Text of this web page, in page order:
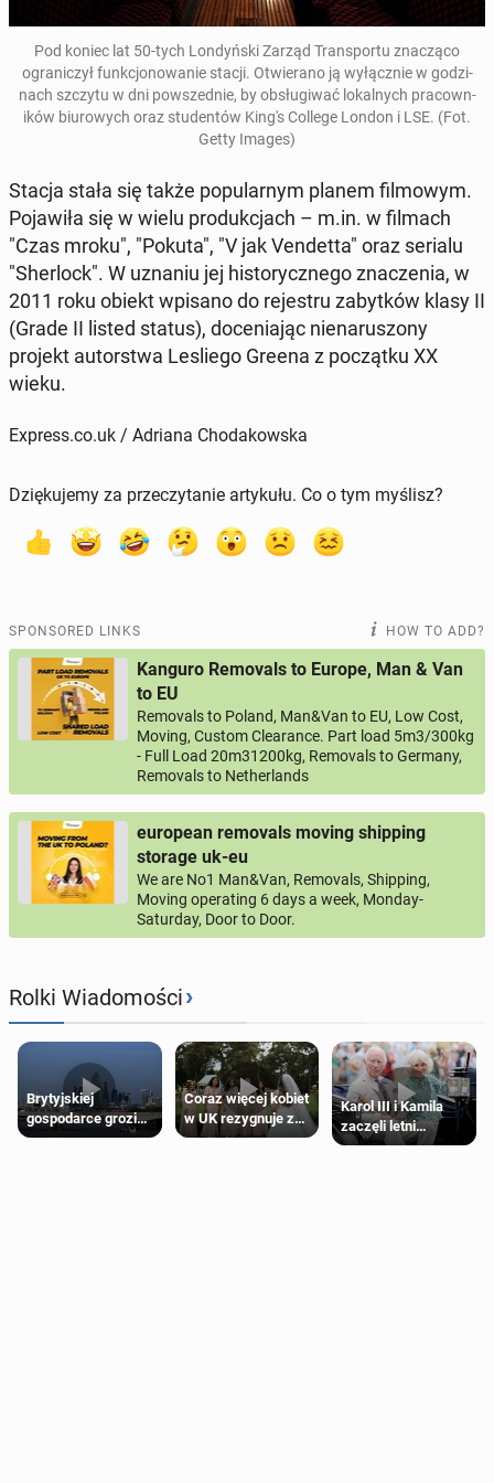
Pod koniec lat 50-tych Londyńs­ki Zarząd Trans­portu znaczą­co
ograniczył funkcjonowanie stacji. Otwier­a­no ją wyłącznie w godz­i­
nach szczytu w dni powszed­nie, by ob­sługi­wać lokalnych pra­cown­
ików bi­urowych oraz stu­den­tów King's College London i LSE. (Fot.
Getty Images)
Stacja stała się także pop­u­larnym planem fil­mowym.
Po­jaw­iła się w wielu pro­dukc­jach – m.in. w filmach
"Czas mroku", "Pokuta", "V jak Vendet­ta" oraz serialu
"Sher­lock". W uznaniu jej his­to­rycznego znaczenia, w
2011 roku obiekt wpisano do re­jestru zabytków klasy II
(Grade II listed status), doce­ni­a­jąc nien­arus­zony
projekt au­torstwa Lesliego Greena z początku XX
wieku.
Express.co.uk / Adriana Chodakowska
Dziękujemy za przeczytanie artykułu. Co o tym myślisz?
SPONSORED LINKS HOW TO ADD?
Kanguro Removals to Europe, Man & Van
to EU
Removals to Poland, Man&Van to EU, Low Cost,
Moving, Custom Clearance. Part load 5m3/300kg
- Full Load 20m31200kg, Removals to Germany,
Removals to Netherlands
european removals moving shipping
storage uk-eu
We are No1 Man&Van, Removals, Shipping,
Moving operating 6 days a week, Monday-
Saturday, Door to Door.
Rolki Wiadomości›
Brytyjskiej
gospodarce grozi
recesja, jeśli
Coraz więcej kobiet
w UK rezygnuje z
roli druhny na
Karol III i Kamila
zaczęli letni
odpoczynek po